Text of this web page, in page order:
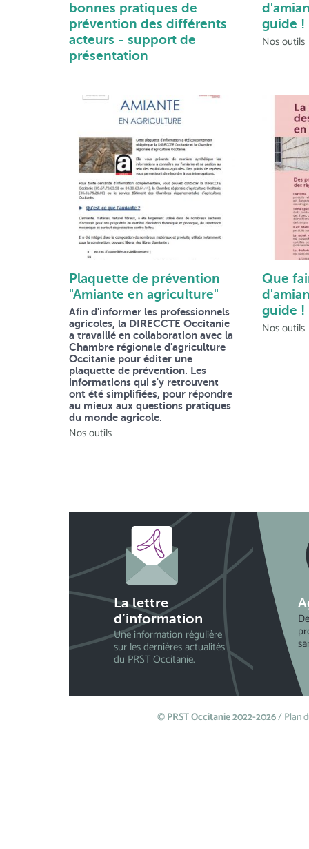
bonnes pratiques de
prévention des différents
acteurs - support de
présentation
guide !
Nos outils
Plaquette de prévention
"Amiante en agriculture"
Afin d'informer les professionnels
agricoles, la DIRECCTE Occitanie
a travaillé en collaboration avec la
Chambre régionale d'agriculture
Occitanie pour éditer une
plaquette de prévention. Les
informations qui s'y retrouvent
ont été simplifiées, pour répondre
au mieux aux questions pratiques
du monde agricole.
Nos outils
Que
guide !
Nos outils
La lettre
d’information
Une information régulière
sur les dernières actualités
du PRST Occitanie.
©PRST Occitanie 2022-2026/Plan